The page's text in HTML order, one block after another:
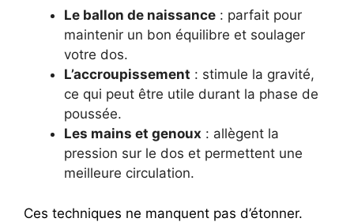
Le ballon de naissance : parfait pour
maintenir un bon équilibre et soulager
votre dos.
L’accroupissement : stimule la gravité,
ce qui peut être utile durant la phase de
poussée.
Les mains et genoux : allègent la
pression sur le dos et permettent une
meilleure circulation.
Ces techniques ne manquent pas d’étonner.